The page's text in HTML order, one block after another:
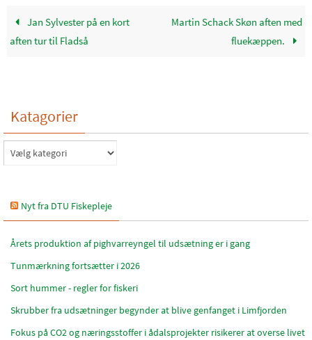
Jan Sylvester på en kort
aften tur til Fladså
Martin Schack Skøn aften med
fluekæppen.
Katagorier
Katagorier
Nyt fra DTU Fiskepleje
Årets produktion af pighvarreyngel til udsætning er i gang
Tunmærkning fortsætter i 2026
Sort hummer - regler for fiskeri
Skrubber fra udsætninger begynder at blive genfanget i Limfjorden
Fokus på CO2 og næringsstoffer i ådalsprojekter risikerer at overse livet